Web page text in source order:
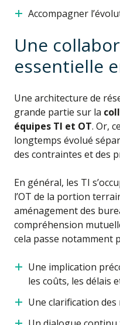
Accompagner
Une
essentielle
Une architecture de
grande partie sur la
équipes TI et OT. Or,
longtemps évolué
des contraintes et des
En général, les TI
l’OT de la portion
aménagement des
compréhension
cela passe notamment
Une implication
les coûts, les délais
Une clarification